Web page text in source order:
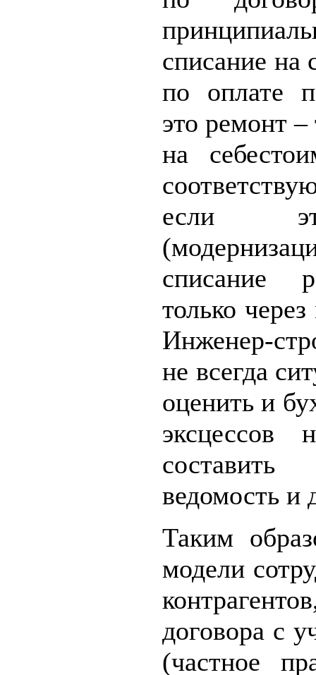
списание на
по оплате
это ремонт
на
если
списание
только
Инженер-
не всегда
оценить и
эксцессов
ведомость и
Таким
модели
договора с
(частное